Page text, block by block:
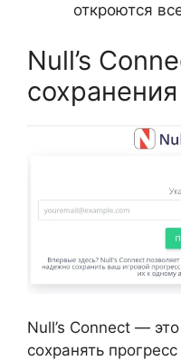
откроются
Null’s
Null’s Connect —
сохранять